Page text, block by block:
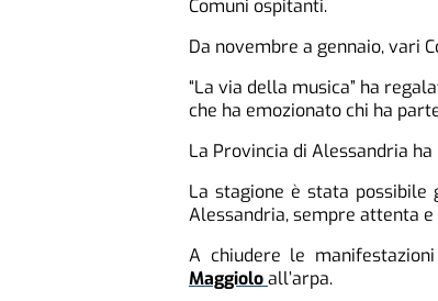
Comuni ospitanti.
Da novembre a gennaio, vari
“La via della musica” ha
che ha emozionato chi ha
La Provincia di Alessandria
La stagione è stata possibile
Alessandria, sempre attenta
A chiudere le
Maggioloall’arpa.